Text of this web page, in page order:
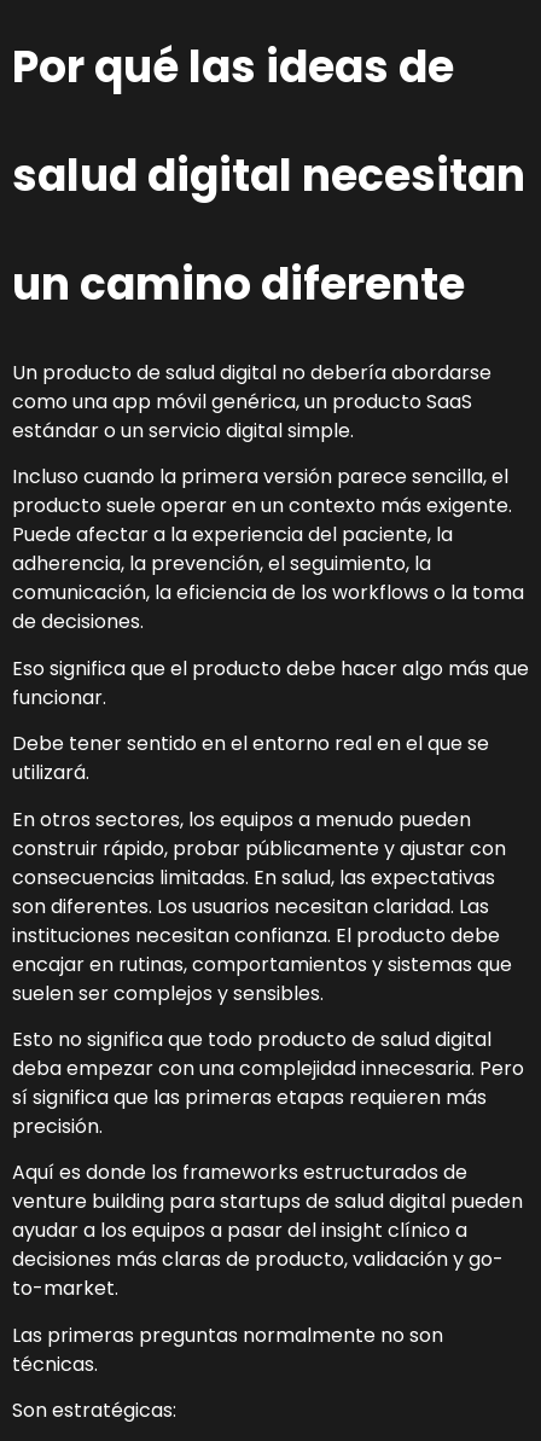
Por qué las ideas de
salud digital necesitan
un camino diferente
Un producto de salud digital no debería abordarse
como una app móvil genérica, un producto SaaS
estándar o un servicio digital simple.
Incluso cuando la primera versión parece sencilla, el
producto suele operar en un contexto más exigente.
Puede afectar a la experiencia del paciente, la
adherencia, la prevención, el seguimiento, la
comunicación, la eficiencia de los workflows o la toma
de decisiones.
Eso significa que el producto debe hacer algo más que
funcionar.
Debe tener sentido en el entorno real en el que se
utilizará.
En otros sectores, los equipos a menudo pueden
construir rápido, probar públicamente y ajustar con
consecuencias limitadas. En salud, las expectativas
son diferentes. Los usuarios necesitan claridad. Las
instituciones necesitan confianza. El producto debe
encajar en rutinas, comportamientos y sistemas que
suelen ser complejos y sensibles.
Esto no significa que todo producto de salud digital
deba empezar con una complejidad innecesaria. Pero
sí significa que las primeras etapas requieren más
precisión.
Aquí es donde los frameworks estructurados de
venture building para startups de salud digital pueden
ayudar a los equipos a pasar del insight clínico a
decisiones más claras de producto, validación y go-
to-market.
Las primeras preguntas normalmente no son
técnicas.
Son estratégicas: